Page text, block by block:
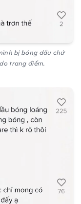
bị bóng dầu chứ
trang điểm.